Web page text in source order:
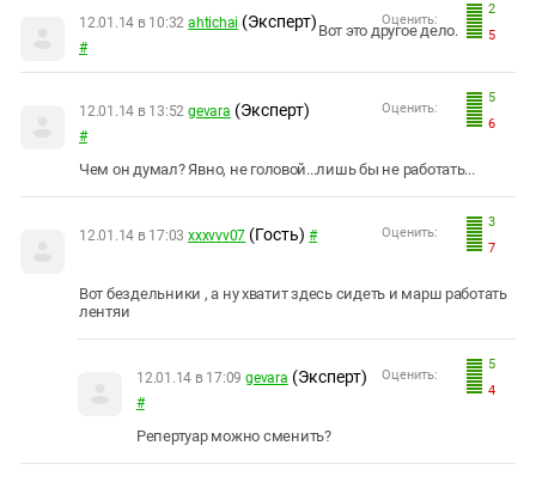
2
5
Оценить:
12.01.14 в 10:32 ahtichai (Эксперт)
#
Вот это другое дело.
5
6
Оценить:
12.01.14 в 13:52 gevara (Эксперт)
#
Чем он думал? Явно, не головой...лишь бы не работать...
3
7
Оценить:
12.01.14 в 17:03 xxxvvv07 (Гость) #
Вот бездельники , а ну хватит здесь сидеть и марш работать
лентяи
5
4
Оценить:
12.01.14 в 17:09 gevara (Эксперт)
#
Репертуар можно сменить?